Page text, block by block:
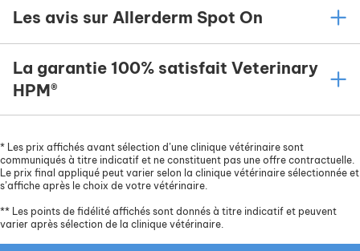
Les avis sur Allerderm Spot On
La garantie 100% satisfait Veterinary
HPM®
* Les prix affichés avant sélection d’une clinique vétérinaire sont
communiqués à titre indicatif et ne constituent pas une offre contractuelle.
Le prix final appliqué peut varier selon la clinique vétérinaire sélectionnée et
s’affiche après le choix de votre vétérinaire.
** Les points de fidélité affichés sont donnés à titre indicatif et peuvent
varier après sélection de la clinique vétérinaire.